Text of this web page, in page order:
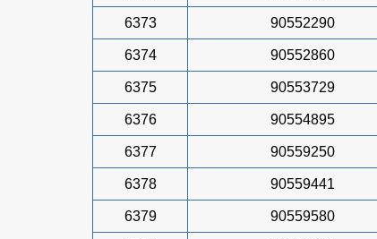
6373 90552290
6374 90552860
6375 90553729
6376 90554895
6377 90559250
6378 90559441
6379 90559580